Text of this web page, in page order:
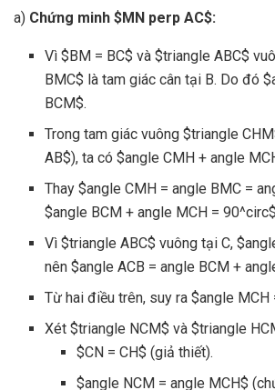
a) Chứng minh $MN perp AC$:
Vì $BM = BC$ và $triangle ABC$
BMC$ là tam giác cân tại B. Do đó
BCM$.
Trong tam giác vuông $triangle
AB$), ta có $angle CMH + angle
Thay $angle CMH = angle BMC =
$angle BCM + angle MCH =
Vì $triangle ABC$ vuông tại C,
nên $angle ACB = angle BCM +
Từ hai điều trên, suy ra $angle MCH
Xét $triangle NCM$ và $triangle
$CN = CH$ (giả thiết).
$angle NCM = angle MCH$